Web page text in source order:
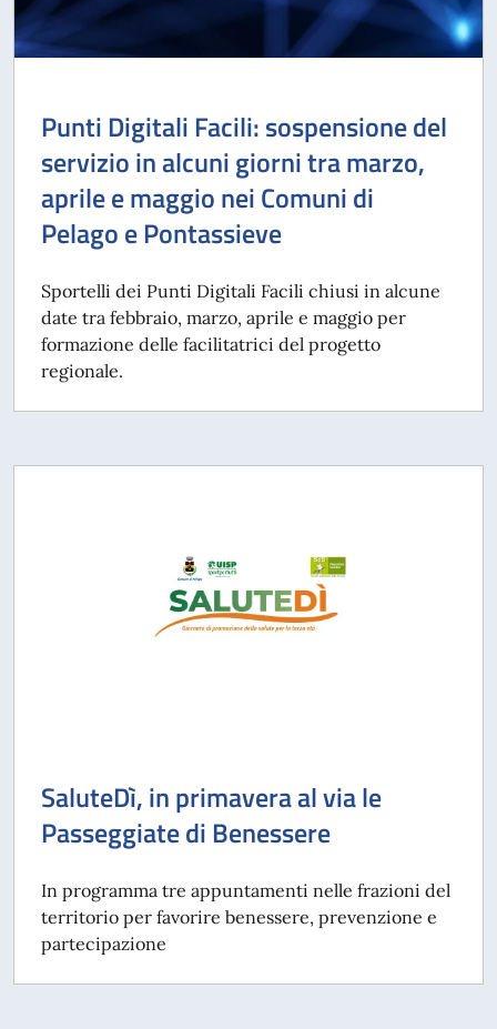
Punti Digitali Facili: sospensione del
servizio in alcuni giorni tra marzo,
aprile e maggio nei Comuni di
Pelago e Pontassieve
Sportelli dei Punti Digitali Facili chiusi in alcune
date tra febbraio, marzo, aprile e maggio per
formazione delle facilitatrici del progetto
regionale.
SaluteDì, in primavera al via le
Passeggiate di Benessere
In programma tre appuntamenti nelle frazioni del
territorio per favorire benessere, prevenzione e
partecipazione